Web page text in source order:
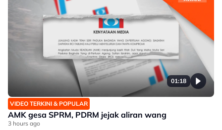
01:18
VIDEO TERKINI & POPULAR
AMK gesa SPRM, PDRM jejak aliran wang
3 hours ago